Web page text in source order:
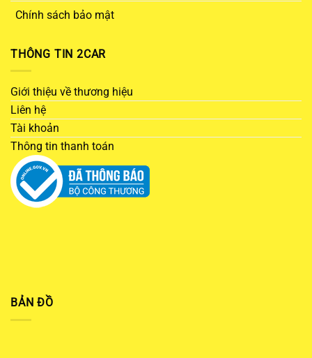
Chính sách bảo mật
THÔNG TIN 2CAR
Giới thiệu về thương hiệu
Liên hệ
Tài khoản
Thông tin thanh toán
BẢN ĐỒ